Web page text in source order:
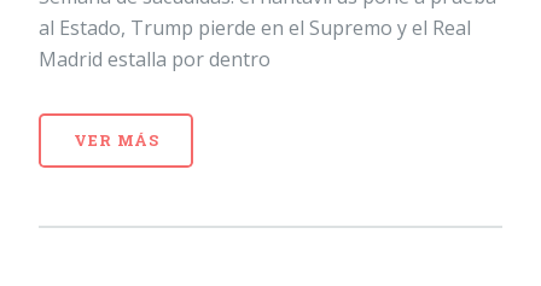
al Estado, Trump pierde en el Supremo y el Real
Madrid estalla por dentro
VER MÁS